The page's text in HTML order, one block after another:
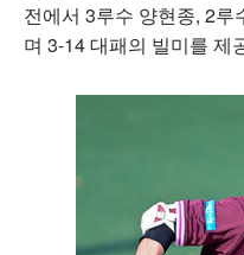
전에서 3루수 양현종, 2
며 3-14 대패의 빌미를 제